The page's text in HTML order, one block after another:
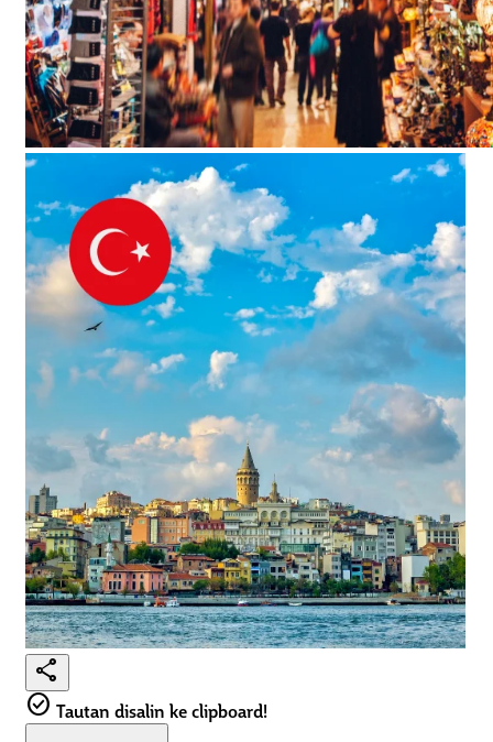
share
check_circle Tautan disalin ke clipboard!